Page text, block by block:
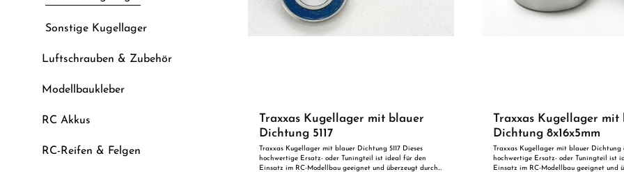
Sonstige Kugellager
Luftschrauben & Zubehör
Modellbaukleber
RC Akkus
RC-Reifen & Felgen
Traxxas Kugellager mit blauer
Dichtung 5117
Traxxas Kugellager mit blauer Dichtung 5117 Dieses
hochwertige Ersatz- oder Tuningteil ist ideal für den
Einsatz im RC-Modellbau geeignet und überzeugt durch
Traxxas Kugellager mit
Dichtung 8x16x5mm
Traxxas Kugellager mit blauer Dichtung
hochwertige Ersatz- oder Tuningteil ist
Einsatz im RC-Modellbau geeignet und